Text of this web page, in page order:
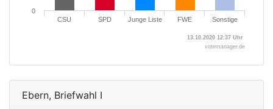
CSU SPD Junge Liste FWE Sonstige
0
13.10.2020 12:37 Uhr
votemanager.de
Ebern, Briefwahl I